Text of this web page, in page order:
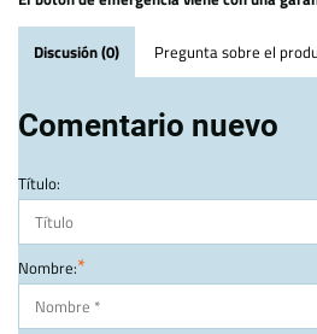
Discusión (0) Pregunta sobre el
Comentario nuevo
Título:
Nombre:*